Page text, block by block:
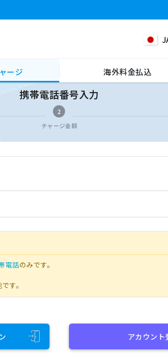
ージ 海外料金払込
携帯電話番号入力
2
チャージ金額
電話のみです。
す。
アカウント